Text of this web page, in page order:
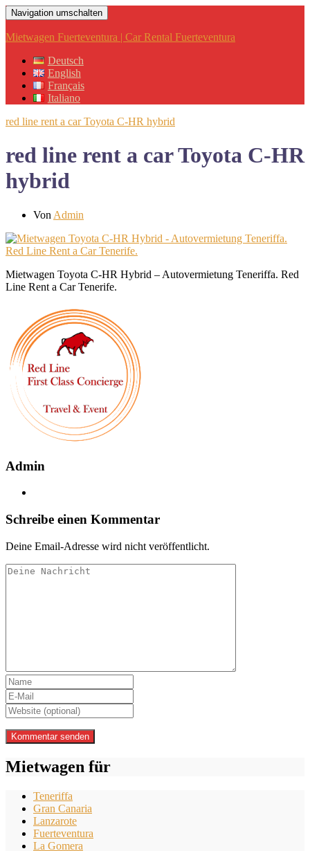
Navigation umschalten
Mietwagen Fuerteventura | Car Rental Fuerteventura
Deutsch
English
Français
Italiano
red line rent a car Toyota C-HR hybrid
red line rent a car Toyota C-HR
hybrid
Von Admin
Mietwagen Toyota C-HR Hybrid – Autovermietung Teneriffa. Red
Line Rent a Car Tenerife.
Admin
Schreibe einen Kommentar
Deine Email-Adresse wird nicht veröffentlicht.
Mietwagen für
Teneriffa
Gran Canaria
Lanzarote
Fuerteventura
La Gomera